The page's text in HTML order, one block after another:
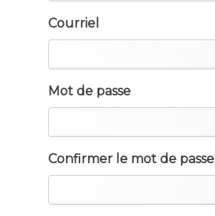
Courriel
Mot de passe
Confirmer le mot de passe